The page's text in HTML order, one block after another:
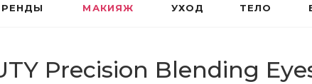
МАКИЯЖ УХОД ТЕЛО
Precision Blending